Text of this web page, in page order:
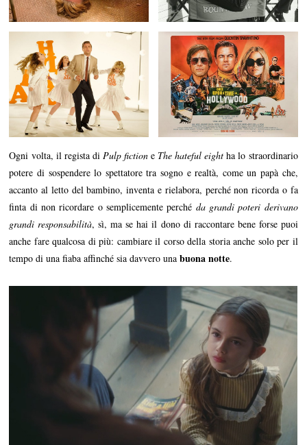
Ogni volta, il regista di Pulp fictione The hateful eight ha lo straordinario
potere di sospendere lo spettatore tra sogno e realtà, come un papà che,
accanto al letto del bambino, inventa e rielabora, perché non ricorda o fa
finta di non ricordare o semplicemente perché da grandi poteri derivano
grandi responsabilità, sì, ma se hai il dono di raccontare bene forse puoi
anche fare qualcosa di più: cambiare il corso della storia anche solo per il
tempo di una fiaba affinché sia davvero unabuona notte.